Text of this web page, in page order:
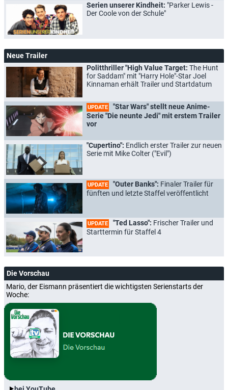
Serien unserer Kindheit: "Parker Lewis -
Der Coole von der Schule"
Neue Trailer
Politthriller "High Value Target: The Hunt
for Saddam" mit "Harry Hole"-Star Joel
Kinnaman erhält Trailer und Startdatum
UPDATE
"Star Wars" stellt neue Anime-
Serie "Die neunte Jedi" mit erstem Trailer
vor
"Cupertino": Endlich erster Trailer zur neuen
Serie mit Mike Colter ("Evil")
UPDATE "Outer Banks": Finaler Trailer für
fünften und letzte Staffel veröffentlicht
UPDATE "Ted Lasso": Frischer Trailer und
Starttermin für Staffel 4
Die Vorschau
Mario, der Eismann präsentiert die wichtigsten Serienstarts der
Woche: